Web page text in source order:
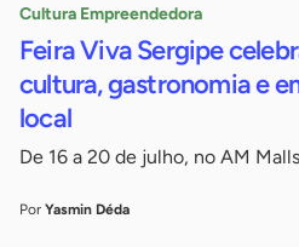
Cultura Empreendedora
Feira Viva Sergipe
cultura, gastronomia e
local
De 16 a 20 de julho, no AM Malls
Por Yasmin Déda